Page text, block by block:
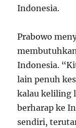
Indonesia.
Prabowo
Indonesia.
lain penuh
kalau keliling
berharap ke
sendiri,